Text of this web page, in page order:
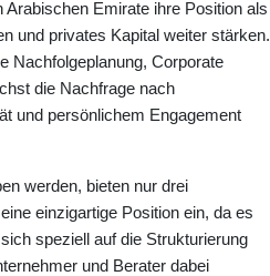
Emirate ihre Position als
und privates Kapital weiter stärken.
Nachfolgeplanung, Corporate
die Nachfrage nach
und persönlichem Engagement
werden, bieten nur drei
einzigartige Position ein, da es
speziell auf die Strukturierung
und Berater dabei